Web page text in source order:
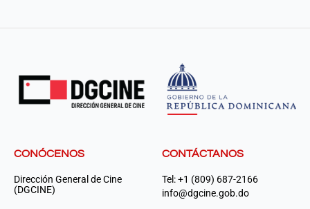
CONÓCENOS
Dirección General de Cine
(DGCINE)
CONTÁCTANOS
Tel: +1 (809) 687-2166
info@dgcine.gob.do